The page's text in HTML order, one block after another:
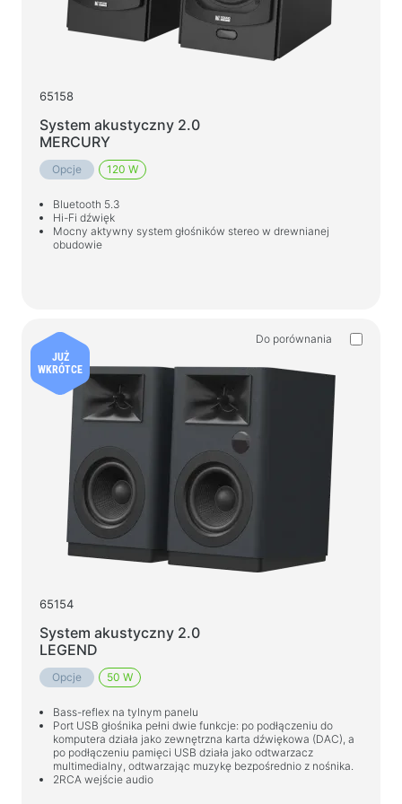
Stoły do gier
Fotele dla graczy
Obudowy komputerowe
Ochrona zasilania
Przedłużacze zasilające
Ochronnik napięcia
Automatyczne regulatory napięcia
Ładowarki i zasilacze
Zasilacze samochodowe
Zasilacze sieciowe
Kable i adaptery
Kable USB
Czytniki kart i koncentratory USB
Kable audio/video
Adaptery
Uchwyty
Ładowarki samochodowe
Kosmetyki samochodowe
65158
System akustyczny 2.0
MERCURY
Opcje 120 W
Bluetooth 5.3
Hi-Fi dźwięk
Mocny aktywny system głośników stereo w drewnianej
obudowie
JUŻ
WKRÓTCE
Do porównania
65154
System akustyczny 2.0
LEGEND
Opcje 50 W
Bass-reflex na tylnym panelu
Port USB głośnika pełni dwie funkcje: po podłączeniu do
komputera działa jako zewnętrzna karta dźwiękowa (DAC), a
po podłączeniu pamięci USB działa jako odtwarzacz
multimedialny, odtwarzając muzykę bezpośrednio z nośnika.
2RCA wejście audio